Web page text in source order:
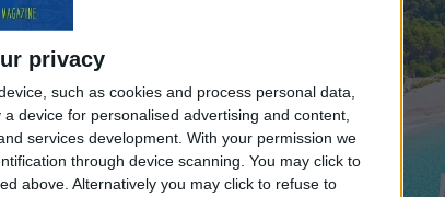
privacy
such as cookies and process personal data,
device for personalised advertising and content,
services development. With your permission we
through device scanning. You may click to
above. Alternatively you may click to refuse to
Balacco: vivere in Vietnam A cura
Maricla Pannocchia Sergio, originario